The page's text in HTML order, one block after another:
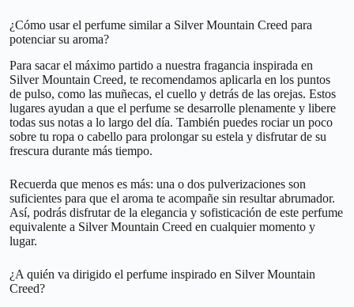
¿Cómo usar el perfume similar a Silver Mountain Creed para
potenciar su aroma?
Para sacar el máximo partido a nuestra fragancia inspirada en
Silver Mountain Creed, te recomendamos aplicarla en los puntos
de pulso, como las muñecas, el cuello y detrás de las orejas. Estos
lugares ayudan a que el perfume se desarrolle plenamente y libere
todas sus notas a lo largo del día. También puedes rociar un poco
sobre tu ropa o cabello para prolongar su estela y disfrutar de su
frescura durante más tiempo.
Recuerda que menos es más: una o dos pulverizaciones son
suficientes para que el aroma te acompañe sin resultar abrumador.
Así, podrás disfrutar de la elegancia y sofisticación de este perfume
equivalente a Silver Mountain Creed en cualquier momento y
lugar.
¿A quién va dirigido el perfume inspirado en Silver Mountain
Creed?